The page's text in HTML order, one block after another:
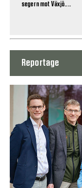
segern mot Växjö....
Reportage